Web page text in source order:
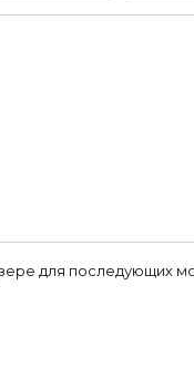
для последующих